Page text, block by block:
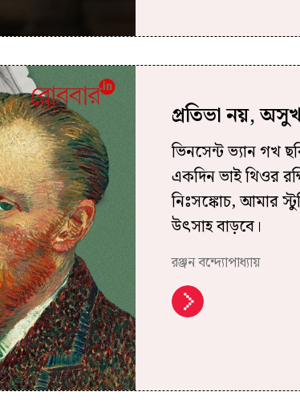
প্রতিভা নয়,
ভিনসেন্ট ভ্যান গখ
একদিন ভাই থিওর
নিঃসঙ্কোচ, আমার
উৎসাহ বাড়বে।
রঞ্জন বন্দ্যোপাধ্যায়